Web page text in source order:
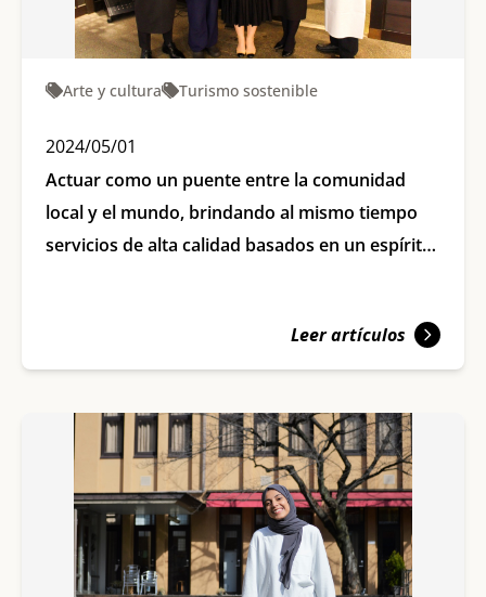
Arte y cultura Turismo sostenible
2024/05/01
Actuar como un puente entre la comunidad
local y el mundo, brindando al mismo tiempo
servicios de alta calidad basados en un espíritu
Leer artículos